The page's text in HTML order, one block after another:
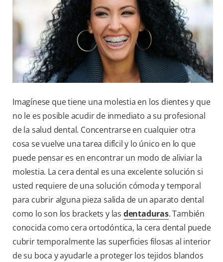
PROMOCIONES
NI (ES)
SUSCRÍBASE
Imagínese que tiene una molestia en los dientes y que
no le es posible acudir de inmediato a su profesional
de la salud dental. Concentrarse en cualquier otra
cosa se vuelve una tarea difícil y lo único en lo que
puede pensar es en encontrar un modo de aliviar la
molestia. La cera dental es una excelente solución si
usted requiere de una solución cómoda y temporal
para cubrir alguna pieza salida de un aparato dental
como lo son los brackets y las dentaduras. También
conocida como cera ortodóntica, la cera dental puede
cubrir temporalmente las superficies filosas al interior
de su boca y ayudarle a proteger los tejidos blandos